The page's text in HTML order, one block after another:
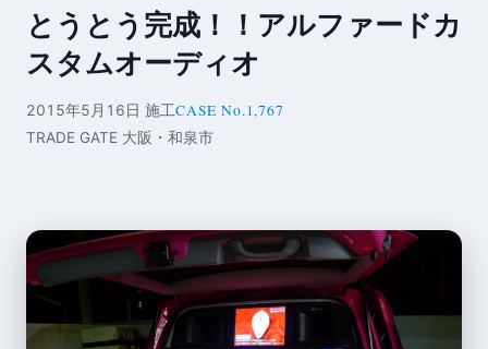
とうとう完成！！アルファードカ
スタムオーディオ
2015年5月16日 施工CASE No.1,767
TRADE GATE 大阪・和泉市